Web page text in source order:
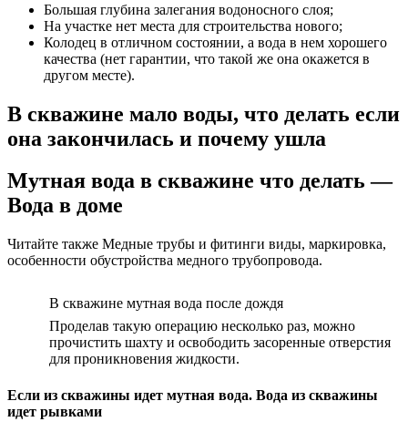
Большая глубина залегания водоносного слоя;
На участке нет места для строительства нового;
Колодец в отличном состоянии, а вода в нем хорошего
качества (нет гарантии, что такой же она окажется в
другом месте).
В скважине мало воды, что делать если
она закончилась и почему ушла
Мутная вода в скважине что делать —
Вода в доме
Читайте также Медные трубы и фитинги виды, маркировка,
особенности обустройства медного трубопровода.
В скважине мутная вода после дождя
Проделав такую операцию несколько раз, можно
прочистить шахту и освободить засоренные отверстия
для проникновения жидкости.
Если из скважины идет мутная вода. Вода из скважины
идет рывками